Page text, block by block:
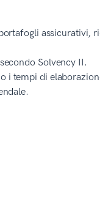
assicurativi,
Solvency II.
i tempi di